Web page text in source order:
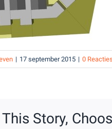
| 17 september 2015 | 0 Reacties
This Story,